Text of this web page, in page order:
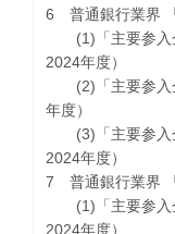
6 普通銀行業界
(1)「主要参入
2024年度）
(2)「主要参入
年度）
(3)「主要参入
2024年度）
7 普通銀行業界
(1)「主要参入
2024年度）